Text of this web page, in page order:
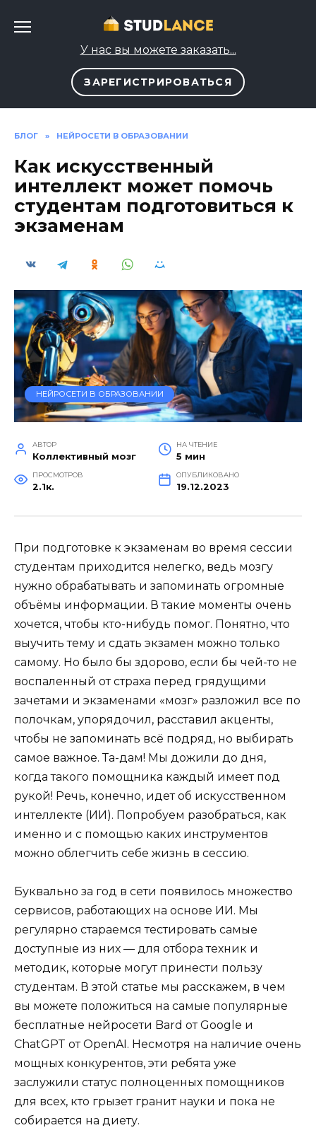
У нас вы можете заказать...
ЗАРЕГИСТРИРОВАТЬСЯ
БЛОГ » НЕЙРОСЕТИ В ОБРАЗОВАНИИ
Как искусственный
интеллект может помочь
студентам подготовиться к
экзаменам
НЕЙРОСЕТИ В ОБРАЗОВАНИИ
АВТОР
Коллективный мозг
НА ЧТЕНИЕ
5 мин
ПРОСМОТРОВ
2.1к.
ОПУБЛИКОВАНО
19.12.2023
При подготовке к экзаменам во время сессии
студентам приходится нелегко, ведь мозгу
нужно обрабатывать и запоминать огромные
объёмы информации. В такие моменты очень
хочется, чтобы кто-нибудь помог. Понятно, что
выучить тему и сдать экзамен можно только
самому. Но было бы здорово, если бы чей-то не
воспаленный от страха перед грядущими
зачетами и экзаменами «мозг» разложил все по
полочкам, упорядочил, расставил акценты,
чтобы не запоминать всё подряд, но выбирать
самое важное. Та-дам! Мы дожили до дня,
когда такого помощника каждый имеет под
рукой! Речь, конечно, идет об искусственном
интеллекте (ИИ). Попробуем разобраться, как
именно и с помощью каких инструментов
можно облегчить себе жизнь в сессию.
Буквально за год в сети появилось множество
сервисов, работающих на основе ИИ. Мы
регулярно стараемся тестировать самые
доступные из них — для отбора техник и
методик, которые могут принести пользу
студентам. В этой статье мы расскажем, в чем
вы можете положиться на самые популярные
бесплатные нейросети Bard от Google и
ChatGPT от OpenAI. Несмотря на наличие очень
мощных конкурентов, эти ребята уже
заслужили статус полноценных помощников
для всех, кто грызет гранит науки и пока не
собирается на диету.